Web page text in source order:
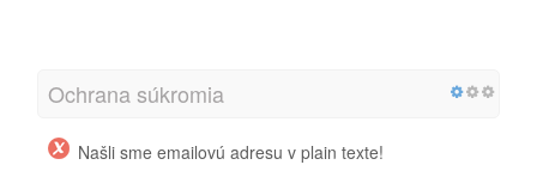
Ochrana súkromia
Našli sme emailovú adresu v plain texte!